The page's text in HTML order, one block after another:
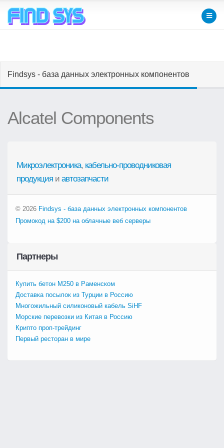
Findsys - база данных электронных компонентов
Alcatel Components
Микроэлектроника, кабельно-проводниковая
продукция и автозапчасти
© 2026 Findsys - база данных электронных компонентов
Промокод на $200 на облачные веб серверы
Партнеры
Купить бетон М250 в Раменском
Доставка посылок из Турции в Россию
Многожильный силиконовый кабель SiHF
Морские перевозки из Китая в Россию
Крипто проп-трейдинг
Первый ресторан в мире